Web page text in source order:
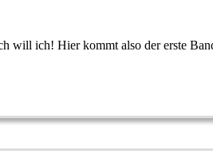
will ich! Hier kommt also der erste